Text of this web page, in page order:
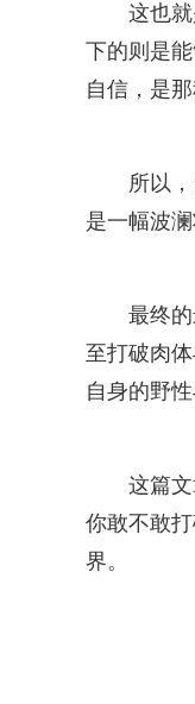
这也
下的则是
自信，是
所以
是一幅波
最终
至打破肉
自身的野
这篇
你敢不敢
界。